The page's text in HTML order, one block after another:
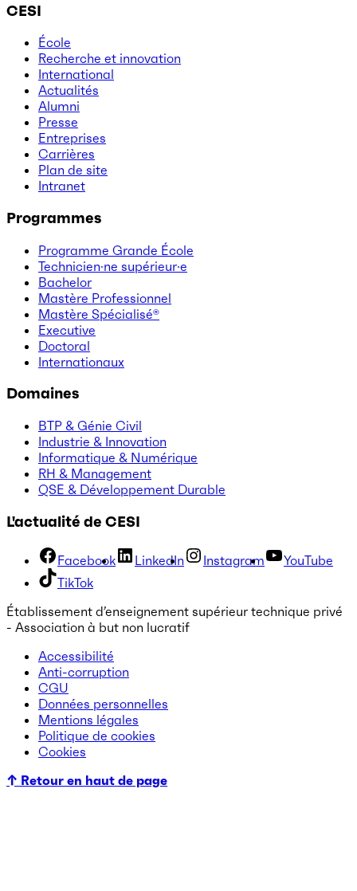
CESI
École
Recherche et innovation
International
Actualités
Alumni
Presse
Entreprises
Carrières
Plan de site
Intranet
Programmes
Programme Grande École
Technicien·ne supérieur·e
Bachelor
Mastère Professionnel
Mastère Spécialisé®
Executive
Doctoral
Internationaux
Domaines
BTP & Génie Civil
Industrie & Innovation
Informatique & Numérique
RH & Management
QSE & Développement Durable
L'actualité de CESI
Facebook LinkedIn Instagram
YouTube
TikTok
Établissement d’enseignement supérieur technique privé
- Association à but non lucratif
Accessibilité
Anti-corruption
CGU
Données personnelles
Mentions légales
Politique de cookies
Cookies
↑ Retour en haut de page